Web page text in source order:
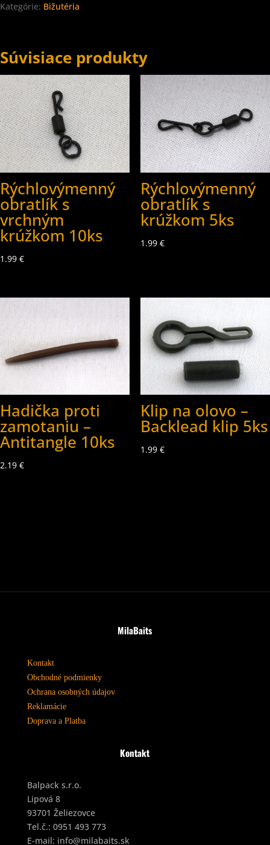
Kategórie: Bižutéria
Súvisiace produkty
Rýchlovýmenný
obratlík s
vrchným
krúžkom 10ks
1.99 €
Rýchlovýmenný
obratlík s
krúžkom 5ks
1.99 €
Hadička proti
zamotaniu –
Antitangle 10ks
2.19 €
Klip na olovo –
Backlead klip 5ks
1.99 €
MilaBaits
Kontakt
Obchodné podmienky
Ochrana osobných údajov
Reklamácie
Doprava a Platba
Kontakt
Balpack s.r.o.
Lipová 8
93701 Želiezovce
Tel.č.: 0951 493 773
E-mail: info@milabaits.sk